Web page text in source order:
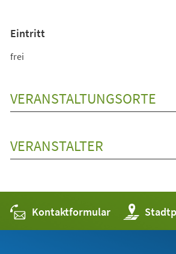
Eintritt
frei
VERANSTALTUNGSORTE
VERANSTALTER
Kontaktformular (Öffnet
in
einem